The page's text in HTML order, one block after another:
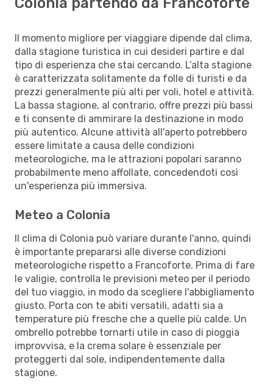
Il momento migliore per viaggiare dipende dal clima,
dalla stagione turistica in cui desideri partire e dal
tipo di esperienza che stai cercando. L’alta stagione
è caratterizzata solitamente da folle di turisti e da
prezzi generalmente più alti per voli, hotel e attività.
La bassa stagione, al contrario, offre prezzi più bassi
e ti consente di ammirare la destinazione in modo
più autentico. Alcune attività all'aperto potrebbero
essere limitate a causa delle condizioni
meteorologiche, ma le attrazioni popolari saranno
probabilmente meno affollate, concedendoti così
un'esperienza più immersiva.
Meteo a Colonia
Il clima di Colonia può variare durante l'anno, quindi
è importante prepararsi alle diverse condizioni
meteorologiche rispetto a Francoforte. Prima di fare
le valigie, controlla le previsioni meteo per il periodo
del tuo viaggio, in modo da scegliere l'abbigliamento
giusto. Porta con te abiti versatili, adatti sia a
temperature più fresche che a quelle più calde. Un
ombrello potrebbe tornarti utile in caso di pioggia
improvvisa, e la crema solare è essenziale per
proteggerti dal sole, indipendentemente dalla
stagione.